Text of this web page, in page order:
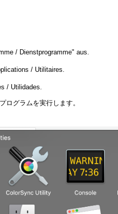
/ Dienstprogramme" aus.
/ Utilitaires.
/ Utilidades.
ログラムを実行します。